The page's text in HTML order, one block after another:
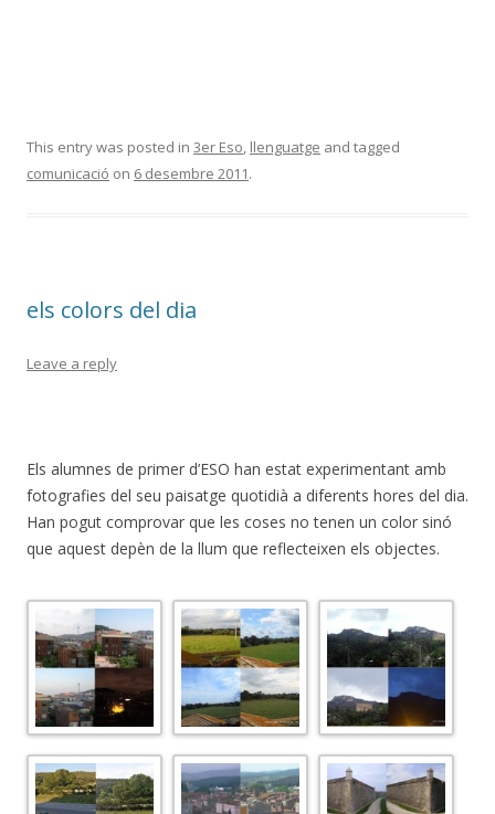
This entry was posted in 3er Eso, llenguatge and tagged
comunicació on 6 desembre 2011.
els colors del dia
Leave a reply
Els alumnes de primer d’ESO han estat experimentant amb
fotografies del seu paisatge quotidià a diferents hores del dia.
Han pogut comprovar que les coses no tenen un color sinó
que aquest depèn de la llum que reflecteixen els objectes.